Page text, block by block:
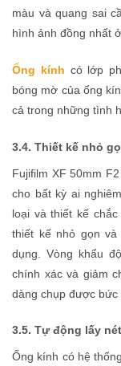
màu và quang sai
hình ảnh đồng nhất
Ống kính có lớp
bóng mờ của ống
cả trong những tình
3.4. Thiết kế nhỏ
Fujifilm XF 50mm
cho bất kỳ ai
loại và thiết kế
thiết kế nhỏ gọn
dụng. Vòng khẩu
chính xác và giảm
dàng chụp được bức
3.5. Tự động lấy
Ống kính có hệ